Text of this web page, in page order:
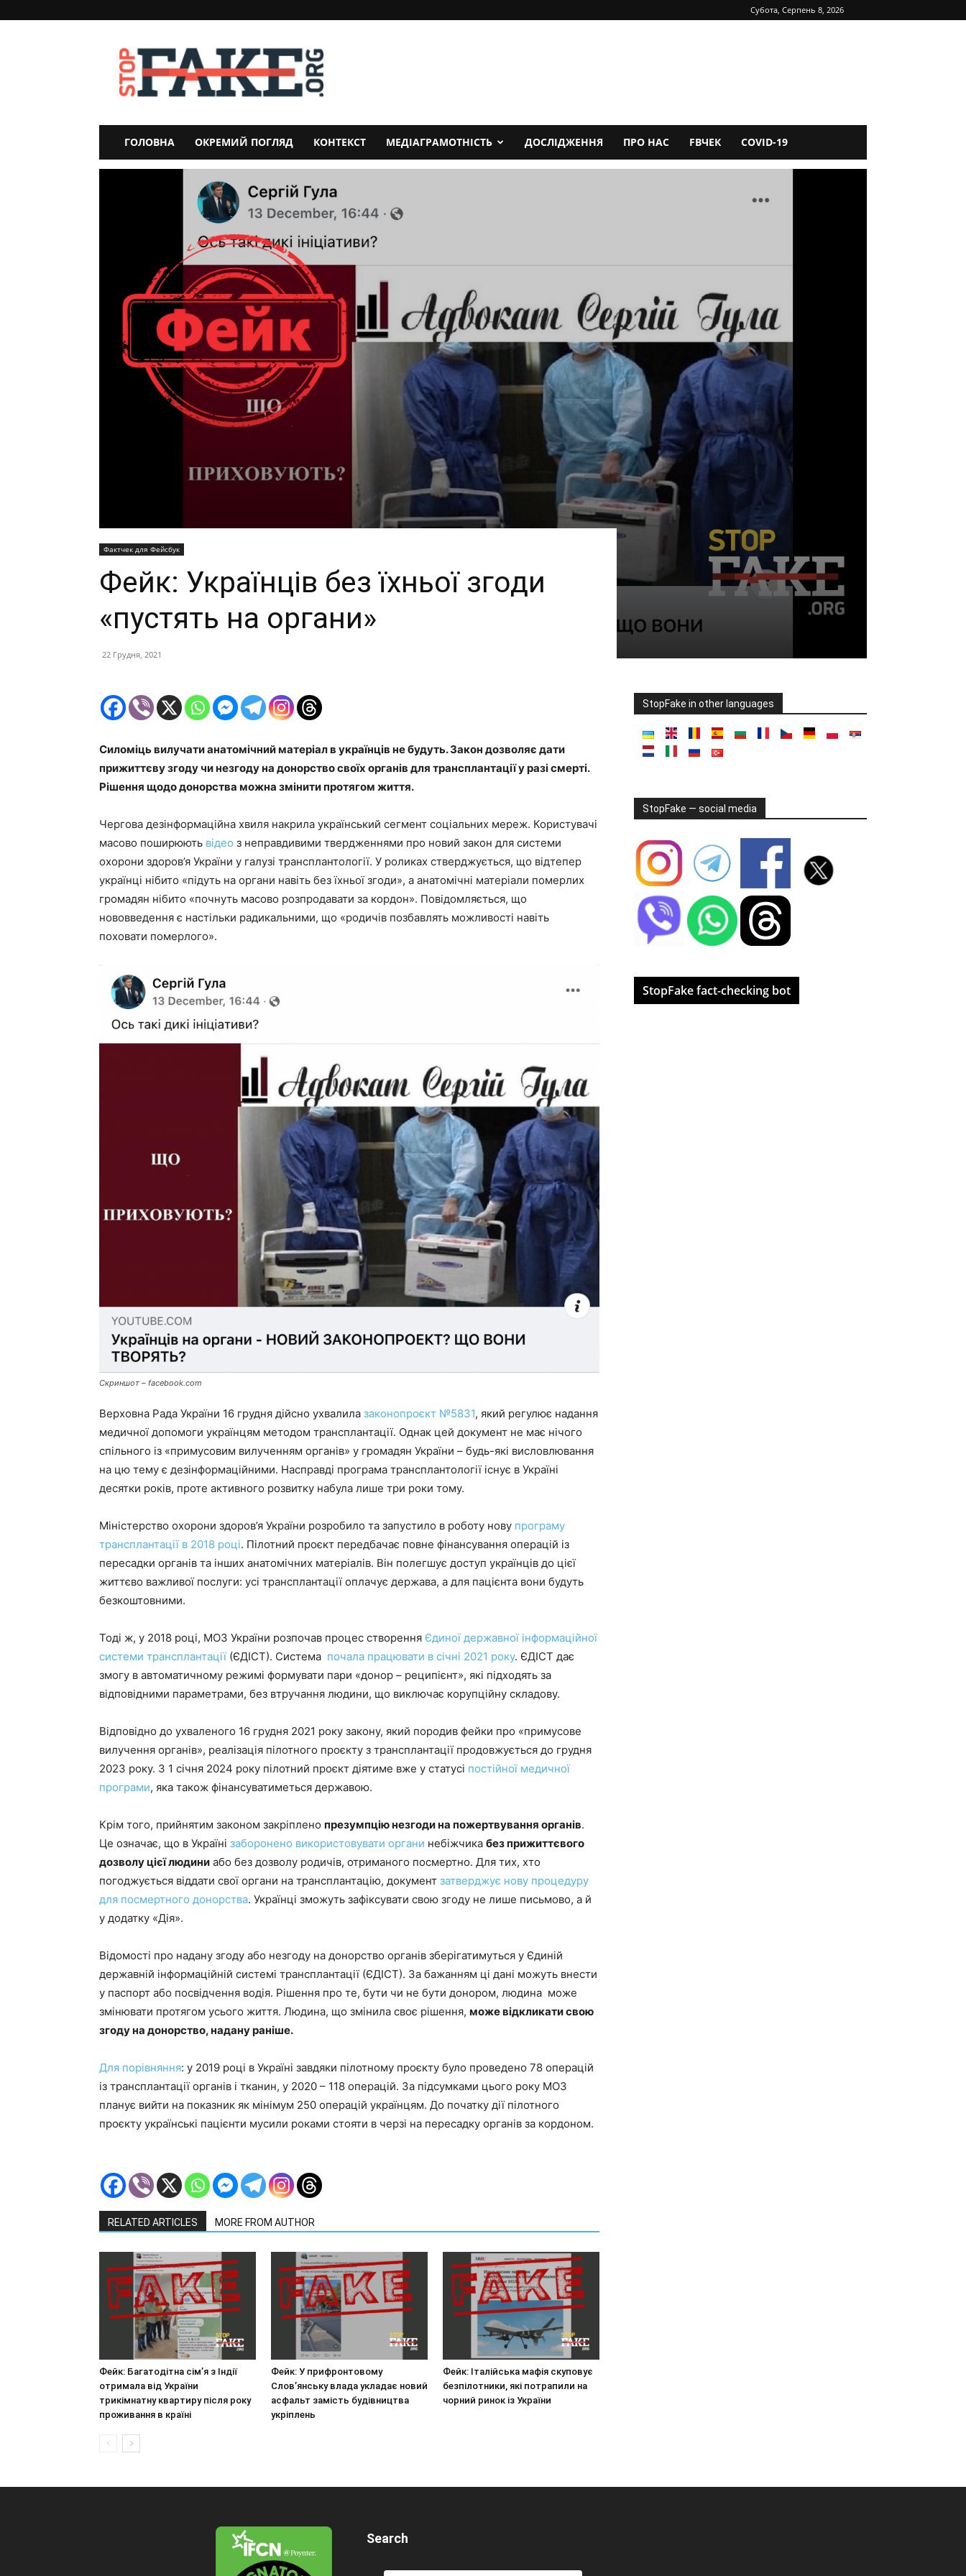
Субота, Серпень 8, 2026
StopFake
ГОЛОВНА ОКРЕМИЙ ПОГЛЯД КОНТЕКСТ МЕДІАГРАМОТНІСТЬ ДОСЛІДЖЕННЯ ПРО НАС FBЧЕК COVID-19
Фактчек для Фейсбук
Фейк: Українців без їхньої згоди
«пустять на органи»
22 Грудня, 2021
Силоміць вилучати анатомічний матеріал в українців не будуть. Закон дозволяє дати
прижиттєву згоду чи незгоду на донорство своїх органів для трансплантації у разі смерті.
Рішення щодо донорства можна змінити протягом життя.
Чергова дезінформаційна хвиля накрила український сегмент соціальних мереж. Користувачі
масово поширюють відео з неправдивими твердженнями про новий закон для системи
охорони здоров’я України у галузі трансплантології. У роликах стверджується, що відтепер
українці нібито «підуть на органи навіть без їхньої згоди», а анатомічні матеріали померлих
громадян нібито «почнуть масово розпродавати за кордон». Повідомляється, що
нововведення є настільки радикальними, що «родичів позбавлять можливості навіть
поховати померлого».
Скриншот – facebook.com
Верховна Рада України 16 грудня дійсно ухвалила законопроєкт №5831, який регулює надання
медичної допомоги українцям методом трансплантації. Однак цей документ не має нічого
спільного із «примусовим вилученням органів» у громадян України – будь-які висловлювання
на цю тему є дезінформаційними. Насправді програма трансплантології існує в Україні
десятки років, проте активного розвитку набула лише три роки тому.
Міністерство охорони здоров’я України розробило та запустило в роботу нову програму
трансплантації в 2018 році. Пілотний проєкт передбачає повне фінансування операцій із
пересадки органів та інших анатомічних матеріалів. Він полегшує доступ українців до цієї
життєво важливої ​​послуги: усі трансплантації оплачує держава, а для пацієнта вони будуть
безкоштовними.
Тоді ж, у 2018 році, МОЗ України розпочав процес створення Єдиної державної інформаційної
системи трансплантації (ЄДІСТ). Система почала працювати в січні 2021 року. ЄДІСТ дає
змогу в автоматичному режимі формувати пари «донор – реципієнт», які підходять за
відповідними параметрами, без втручання людини, що виключає корупційну складову.
Відповідно до ухваленого 16 грудня 2021 року закону, який породив фейки про «примусове
вилучення органів», реалізація пілотного проєкту з трансплантації продовжується до грудня
2023 року. З 1 січня 2024 року пілотний проєкт діятиме вже у статусі постійної медичної
програми, яка також фінансуватиметься державою.
Крім того, прийнятим законом закріплено презумпцію незгоди на пожертвування органів.
Це означає, що в Україні заборонено використовувати органи небіжчика без прижиттєвого
дозволу цієї людини або без дозволу родичів, отриманого посмертно. Для тих, хто
погоджується віддати свої органи на трансплантацію, документ затверджує нову процедуру
для посмертного донорства. Українці зможуть зафіксувати свою згоду не лише письмово, а й
у додатку «Дія».
Відомості про надану згоду або незгоду на донорство органів зберігатимуться у Єдиній
державній інформаційній системі трансплантації (ЄДІСТ). За бажанням ці дані можуть внести
у паспорт або посвідчення водія. Рішення про те, бути чи не бути донором, людина може
змінювати протягом усього життя. Людина, що змінила своє рішення, може відкликати свою
згоду на донорство, надану раніше.
Для порівняння: у 2019 році в Україні завдяки пілотному проєкту було проведено 78 операцій
із трансплантації органів і тканин, у 2020 – 118 операцій. За підсумками цього року МОЗ
планує вийти на показник як мінімум 250 операцій українцям. До початку дії пілотного
проєкту українські пацієнти мусили роками стояти в черзі на пересадку органів за кордоном.
RELATED ARTICLES MORE FROM AUTHOR
Фейк: Багатодітна сім’я з Індії
отримала від України
трикімнатну квартиру після року
проживання в країні
Фейк: У прифронтовому
Слов’янську влада укладає новий
асфальт замість будівництва
укріплень
Фейк: Італійська мафія скуповує
безпілотники, які потрапили на
чорний ринок із України
StopFake in other languages
StopFake — social media
StopFake fact-checking bot
Search